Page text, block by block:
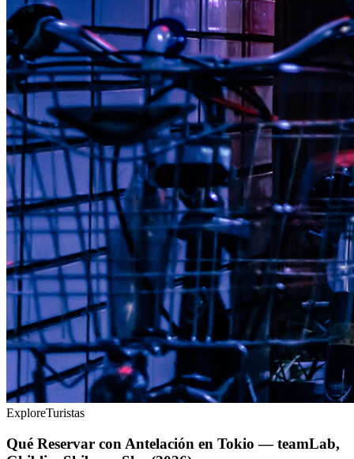
ExploreTuristas
Qué Reservar con Antelación en Tokio — teamLab,